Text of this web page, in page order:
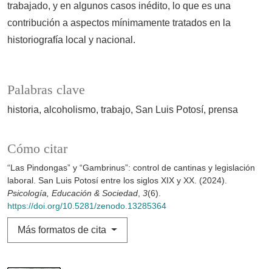
Palabras clave
historia alcoholismo trabajo San Luis Potosí prensa
Cómo citar
“Las Pindongas” y “Gambrinus”: control de cantinas y legislación
laboral. San Luis Potosí entre los siglos XIX y XX. (2024).
Psicología, Educación & Sociedad, 3(6).
https://doi.org/10.5281/zenodo.13285364
Más formatos de cita
trabajado, y en algunos casos inédito, lo que es una
contribución a aspectos mínimamente tratados en la
historiografía local y nacional.